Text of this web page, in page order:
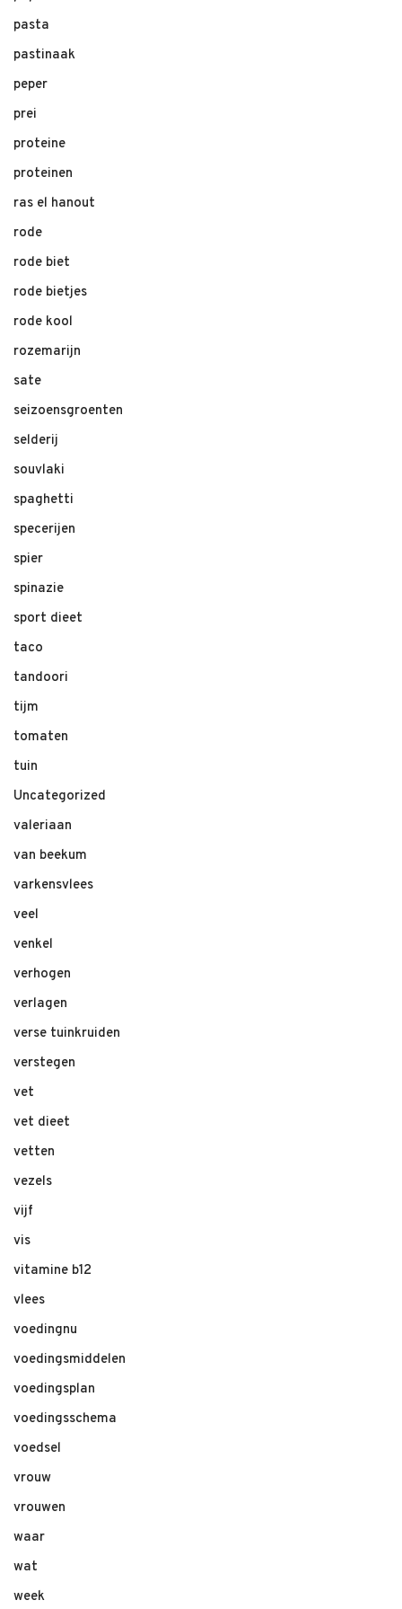
pasta
pastinaak
peper
prei
proteine
proteinen
ras el hanout
rode
rode biet
rode bietjes
rode kool
rozemarijn
sate
seizoensgroenten
selderij
souvlaki
spaghetti
specerijen
spier
spinazie
sport dieet
taco
tandoori
tijm
tomaten
tuin
Uncategorized
valeriaan
van beekum
varkensvlees
veel
venkel
verhogen
verlagen
verse tuinkruiden
verstegen
vet
vet dieet
vetten
vezels
vijf
vis
vitamine b12
vlees
voedingnu
voedingsmiddelen
voedingsplan
voedingsschema
voedsel
vrouw
vrouwen
waar
wat
week